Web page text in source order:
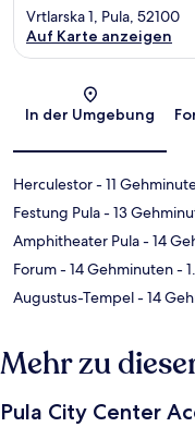
Vrtlarska 1, Pula, 52100
Auf Karte anzeigen
In der Umgebung
Herculestor- 11
Festung Pula- 13
Amphitheater Pula- 14
Forum- 14 Gehminuten-
Augustus-Tempel- 14
Mehr zu
Pula City Center